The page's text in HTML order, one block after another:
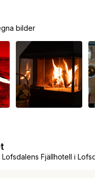
bilder
Fjällhotell i